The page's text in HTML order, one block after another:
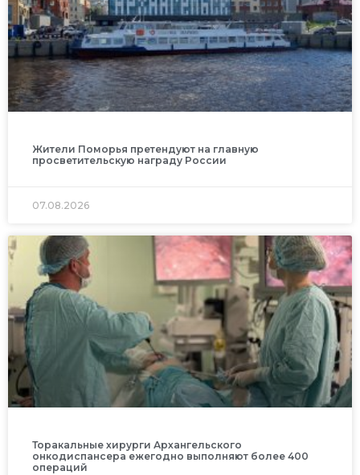
Жители Поморья претендуют на главную
просветительскую награду России
07.08.2026
Торакальные хирурги Архангельского
онкодиспансера ежегодно выполняют более 400
операций